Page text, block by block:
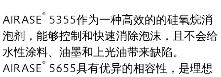
AIRASE® 5355作为一种高效的的硅氧烷消
泡剂，能够控制和快速消除泡沫，且不会给
水性涂料、油墨和上光油带来缺陷。
AIRASE® 5655具有优异的相容性，是理想